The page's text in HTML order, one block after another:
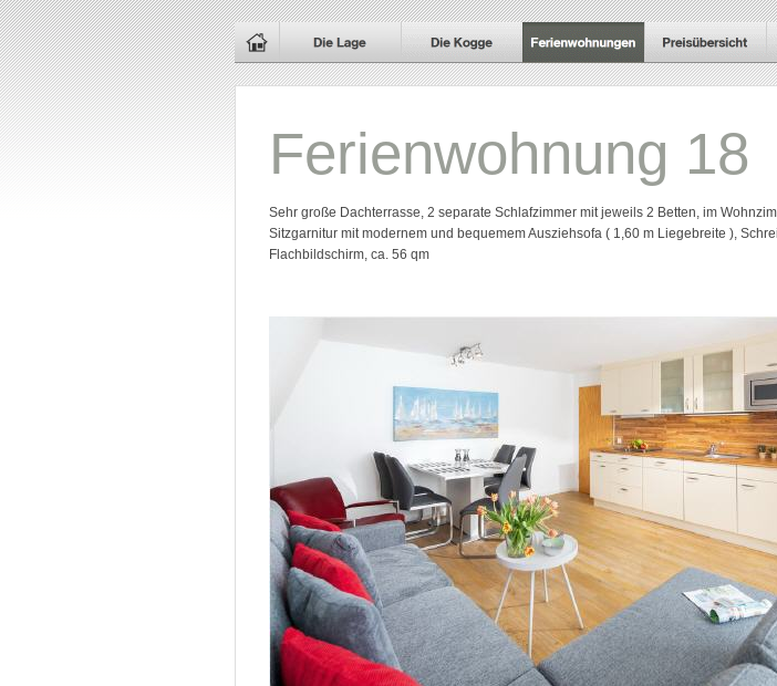
Ferienwohnung 18
Sehr große Dachterrasse, 2 separate Schlafzimmer mit jeweils 2 Betten, im
Sitzgarnitur mit modernem und bequemem Ausziehsofa ( 1,60 m Liegebreite ),
Flachbildschirm, ca. 56 qm